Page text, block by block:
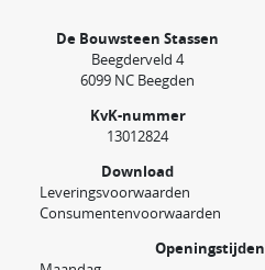
De Bouwsteen Stassen
Beegderveld 4
6099 NC Beegden
KvK-nummer
13012824
Download
Leveringsvoorwaarden
Consumentenvoorwaarden
Openingstijden